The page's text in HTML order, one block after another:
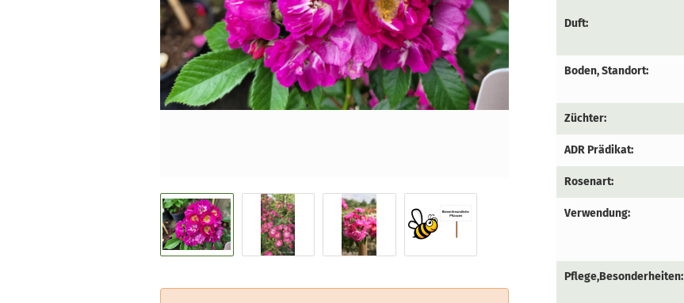
Duft:
Boden, Standort:
Züchter:
ADR Prädikat:
Rosenart:
Verwendung:
Pflege,Besonderheiten: